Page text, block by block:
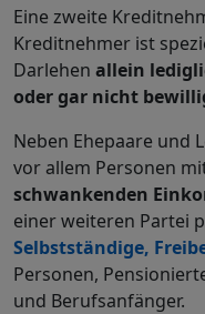
Eine zweite
Kreditnehmer ist
Darlehen allein
oder gar nicht
Neben Ehepaare und
vor allem Personen
schwankenden
einer weiteren Partei
Selbstständige,
Personen,
und Berufsanfänger.